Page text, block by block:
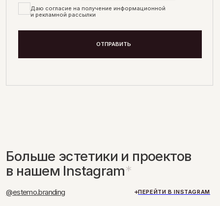
ОСНОВНОЕ
ПОРТФОЛИО
УСЛУГИ
СОЦИАЛЬНЫЕ СЕТИ
PINTEREST
INSTAGRAM*
СВЯЗАТЬСЯ
MAX
WHATSAPP